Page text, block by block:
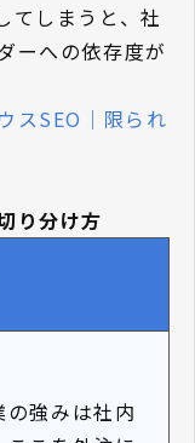
てしまうと、社
ーへの依存度が
スSEO｜限られ
り分け方
強みは社内